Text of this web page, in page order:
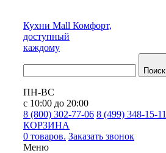
Кухни Mall Комфорт,
доступный
каждому
Поиск
ПН-ВС
с 10:00 до 20:00
8 (800) 302-77-06 8 (499) 348-15-11
КОРЗИНА
0 товаров. Заказать звонок
Меню